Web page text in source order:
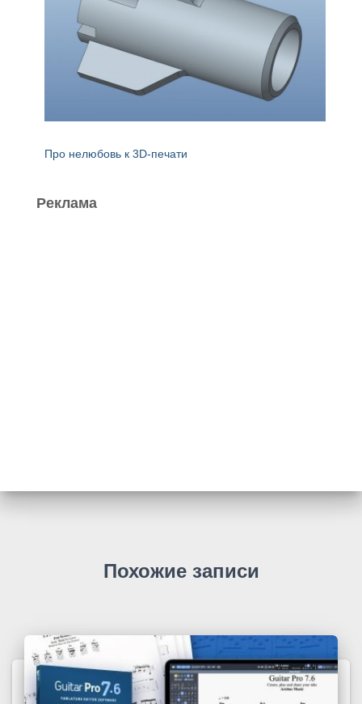
Про нелюбовь к 3D-печати
Реклама
Похожие записи